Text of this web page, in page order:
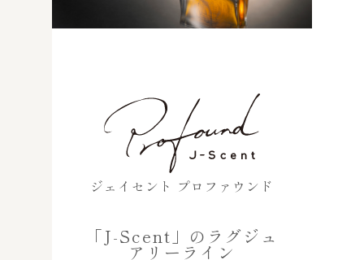
ジェイセント プロファウンド
「J-Scent」のラグジュ
アリーライン